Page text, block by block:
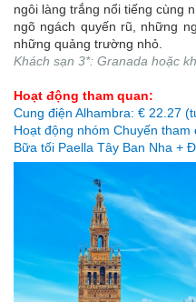
ngôi làng trắng nổi tiếng cùng
ngõ ngách quyến rũ, những
những quảng trường nhỏ.
Khách sạn 3*: Granada hoặc
Hoạt động tham quan:
Cung điện Alhambra: € 22.27
Hoạt động nhóm Chuyến
Bữa tối Paella Tây Ban Nha +